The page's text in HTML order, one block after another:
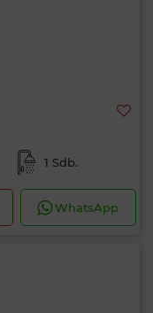
1 Sdb.
WhatsApp